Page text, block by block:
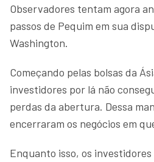
Observadores tentam agora
passos de Pequim em sua
Washington.
Começando pelas bolsas da
investidores por lá não
perdas da abertura. Dessa
encerraram os negócios em
Enquanto isso, os